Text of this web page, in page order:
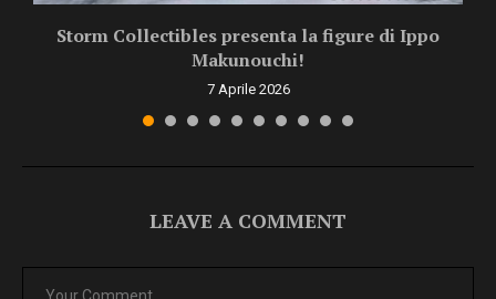
Storm Collectibles presenta la figure di Ippo
Makunouchi!
7 Aprile 2026
LEAVE A COMMENT